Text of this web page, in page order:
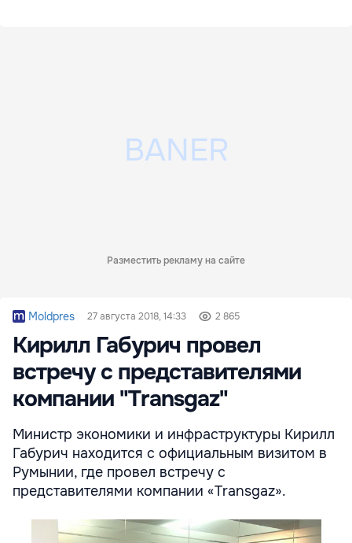
Разместить рекламу на сайте
Moldpres 27 августа 2018, 14:33 2 865
Кирилл Габурич провел
встречу с представителями
компании "Transgaz"
Министр экономики и инфраструктуры Кирилл
Габурич находится с официальным визитом в
Румынии, где провел встречу с
представителями компании «Transgaz».